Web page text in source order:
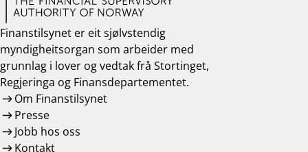
Finanstilsynet er eit sjølvstendig
myndigheitsorgan som arbeider med
grunnlag i lover og vedtak frå Stortinget,
Regjeringa og Finansdepartementet.
Om Finanstilsynet
Presse
Jobb hos oss
Kontakt